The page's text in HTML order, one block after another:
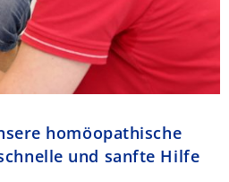
homöopathische
und sanfte Hilfe